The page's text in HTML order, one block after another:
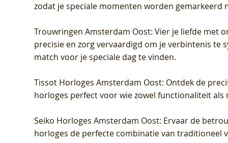
zodat je speciale momenten worden gemarkeerd
Trouwringen Amsterdam Oost: Vier je liefde met
precisie en zorg vervaardigd om je verbintenis
match voor je speciale dag te vinden.
Tissot Horloges Amsterdam Oost: Ontdek de
horloges perfect voor wie zowel functionaliteit
Seiko Horloges Amsterdam Oost: Ervaar de
horloges de perfecte combinatie van traditioneel